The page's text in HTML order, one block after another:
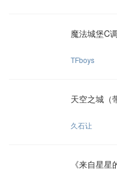
魔法城堡C
TFboys
天空之城（
久石让
《来自星